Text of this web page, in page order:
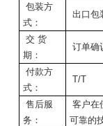
包装方
式：
出口包
交 货
期：
订单确
付款方
式：
T/T
售后服
务：
客户在
可靠的